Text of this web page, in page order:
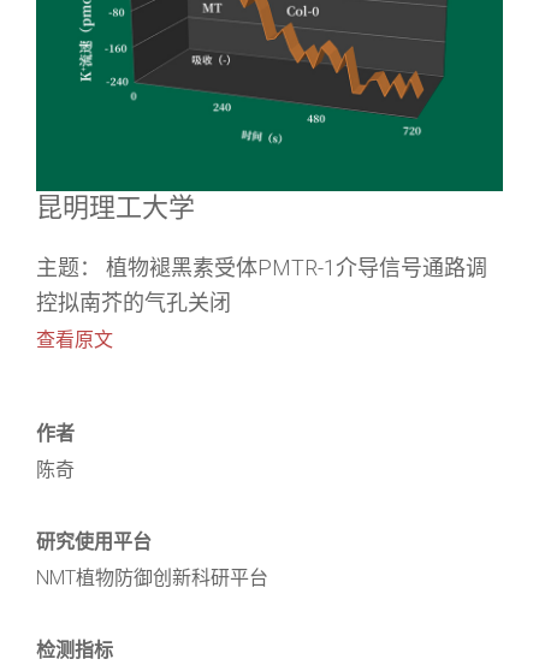
昆明理工大学
主题： 植物褪黑素受体PMTR-1介导信号通路调
控拟南芥的气孔关闭
查看原文
作者
陈奇
研究使用平台
NMT植物防御创新科研平台
检测指标